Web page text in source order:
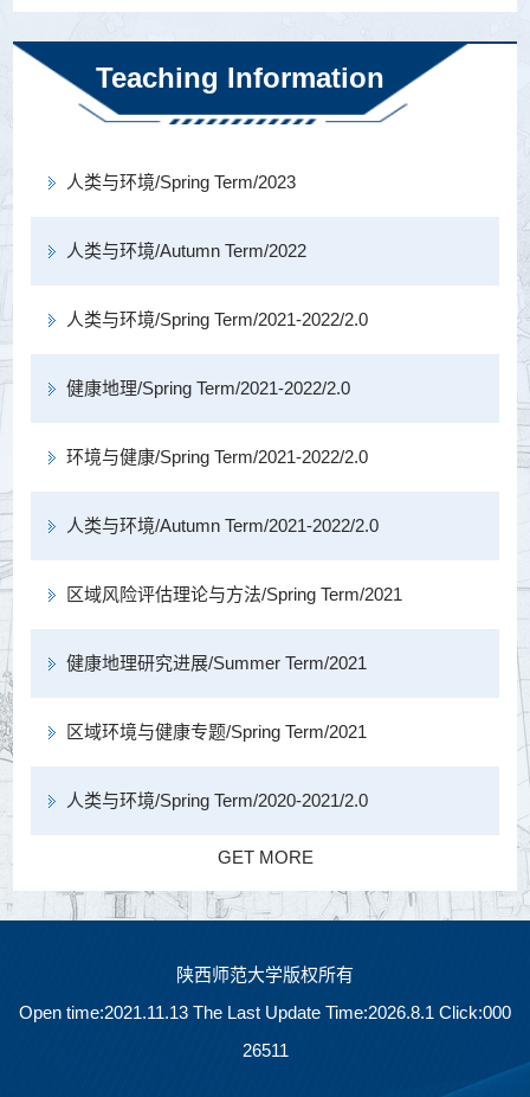
西省医学会地方病分会委员会委员，国外医学医
学地理分册编辑委员会...
Teaching Information
人类与环境/Spring Term/2023
人类与环境/Autumn Term/2022
人类与环境/Spring Term/2021-2022/2.0
健康地理/Spring Term/2021-2022/2.0
环境与健康/Spring Term/2021-2022/2.0
人类与环境/Autumn Term/2021-2022/2.0
区域风险评估理论与方法/Spring Term/2021
健康地理研究进展/Summer Term/2021
区域环境与健康专题/Spring Term/2021
人类与环境/Spring Term/2020-2021/2.0
GET MORE
陕西师范大学版权所有
Open time:2021.11.13 The Last Update Time:2026.8.1 Click:000
26511